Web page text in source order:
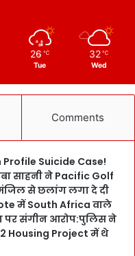
26 ℃
Tue
32 ℃
Wed
Comments
Profile Suicide Case!
साहनी ने Pacific Golf
से छलांग लगा दे दी
में South Africa वाले
पर संगीन आरोप:पुलिस ने
Housing Project में थे